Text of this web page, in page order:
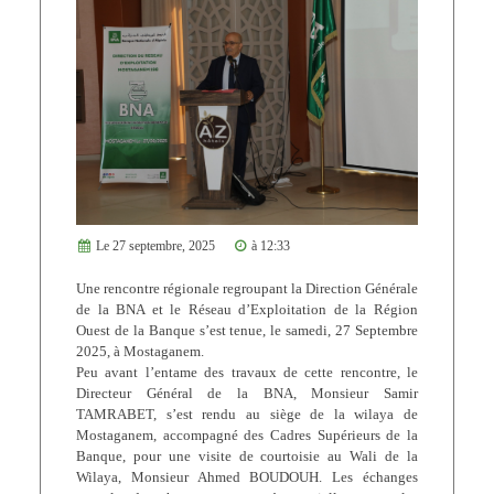
Le 27 septembre, 2025 à 12:33
Une rencontre régionale regroupant la Direction Générale
de la BNA et le Réseau d’Exploitation de la Région
Ouest de la Banque s’est tenue, le samedi, 27 Septembre
2025, à Mostaganem.
Peu avant l’entame des travaux de cette rencontre, le
Directeur Général de la BNA, Monsieur Samir
TAMRABET, s’est rendu au siège de la wilaya de
Mostaganem, accompagné des Cadres Supérieurs de la
Banque, pour une visite de courtoisie au Wali de la
Wilaya, Monsieur Ahmed BOUDOUH. Les échanges